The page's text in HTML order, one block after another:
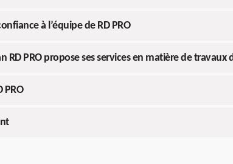
à l’équipe de RD PRO
RD PRO propose ses services en matière de travaux
PRO